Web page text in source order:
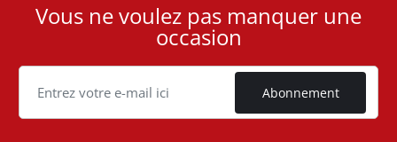
User
Cookie
Vous ne voulez pas manquer une
occasion
Abonnement